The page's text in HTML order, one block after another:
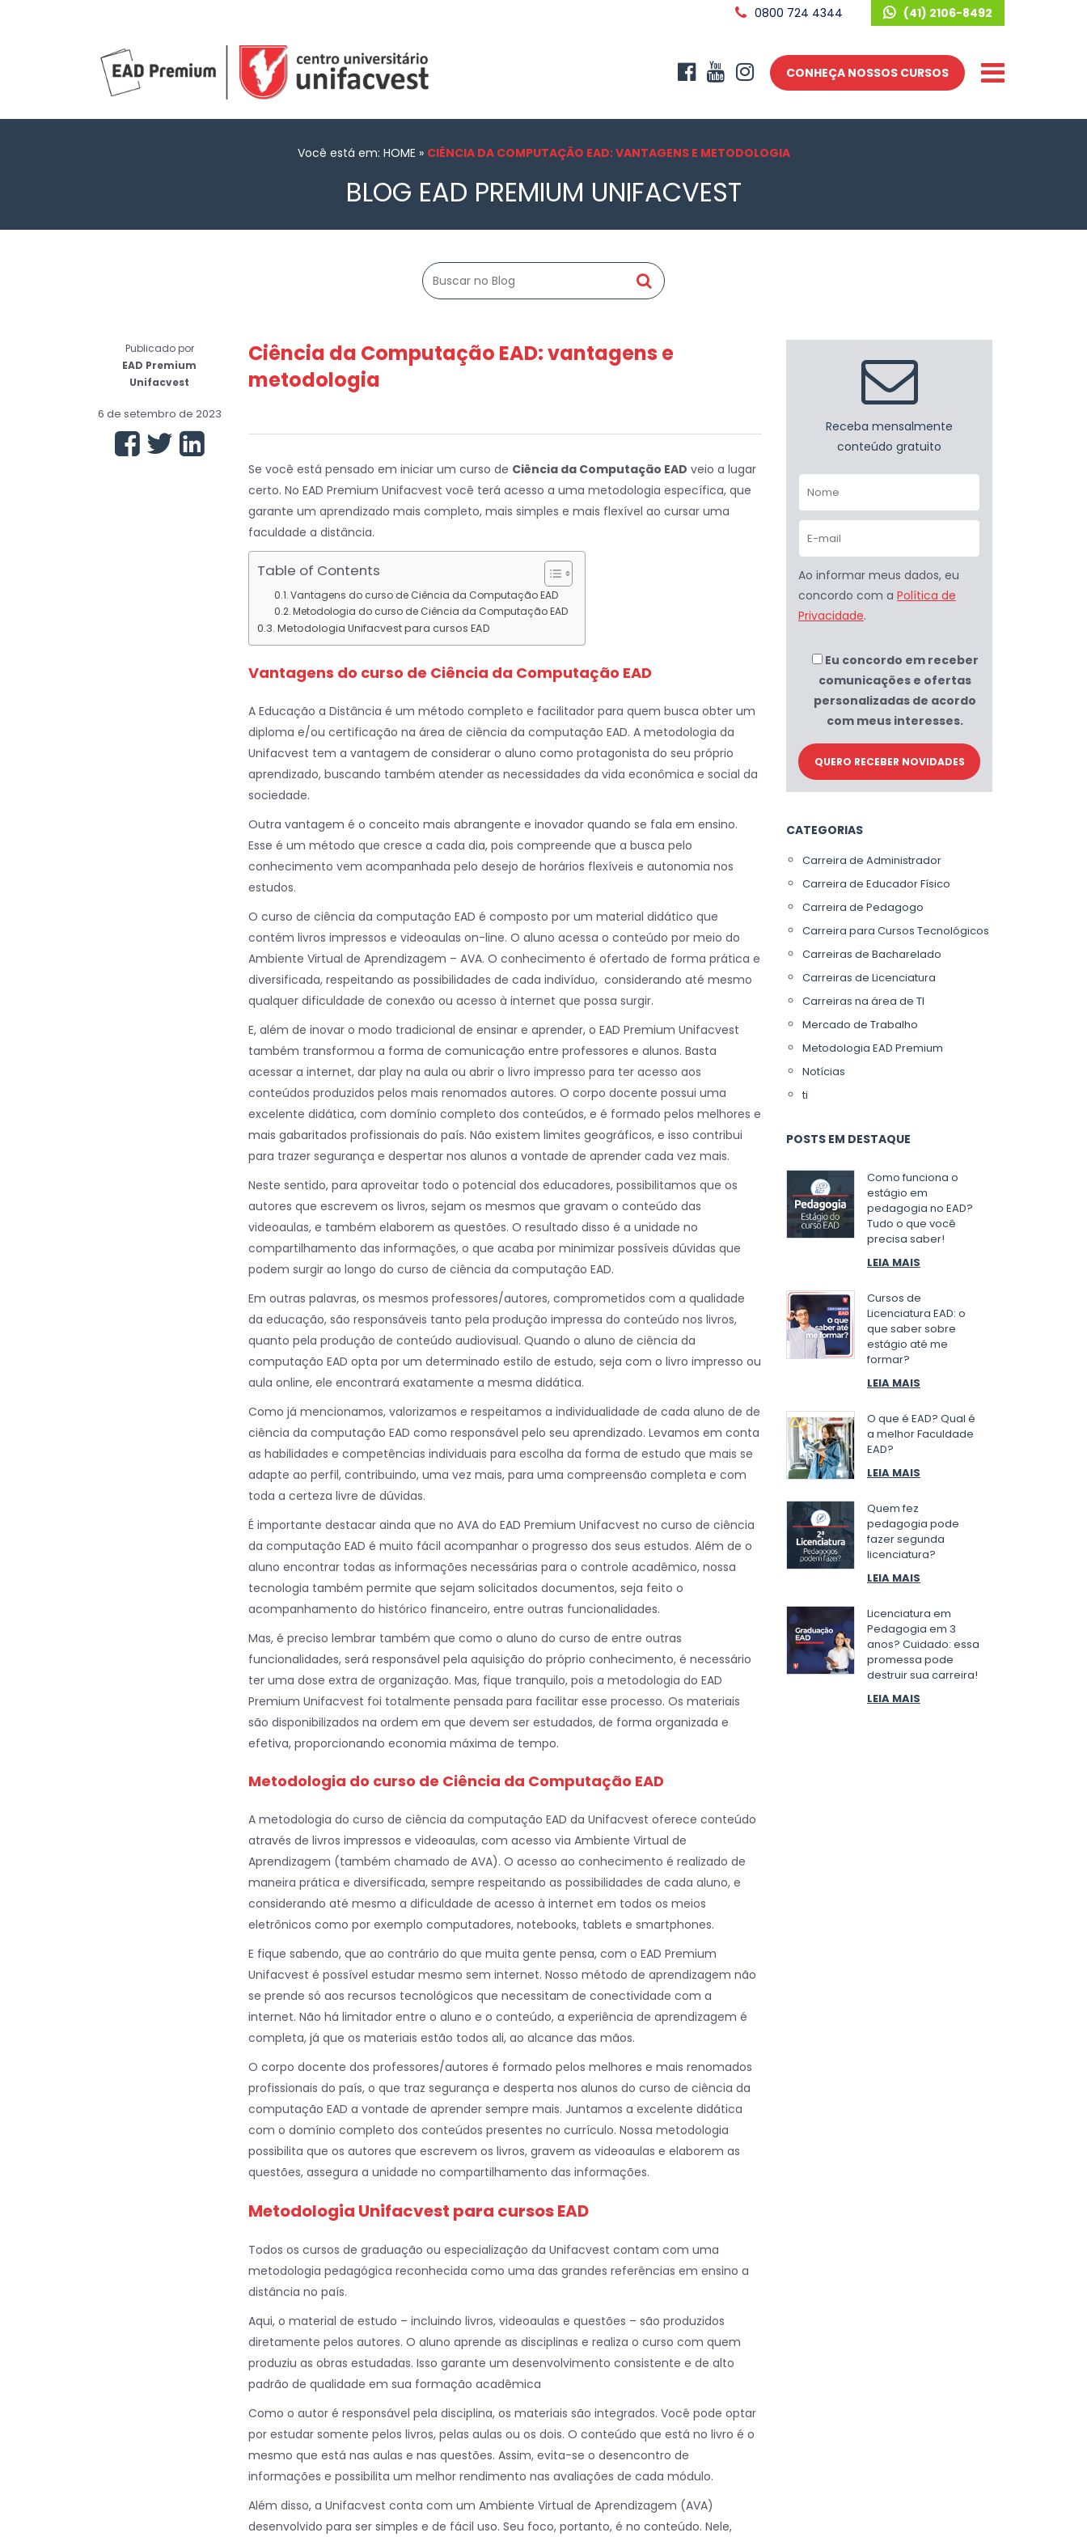
(41) 2106-8492
0800 724 4344
CONHEÇA NOSSOS CURSOS
Você está em: HOME » CIÊNCIA DA COMPUTAÇÃO EAD: VANTAGENS E METODOLOGIA
BLOG EAD PREMIUM UNIFACVEST
Publicado por
EAD Premium
Unifacvest
6 de setembro de 2023
Ciência da Computação EAD: vantagens e
metodologia
Se você está pensado em iniciar um curso de Ciência da Computação EAD veio a lugar
certo. No EAD Premium Unifacvest você terá acesso a uma metodologia específica, que
garante um aprendizado mais completo, mais simples e mais flexível ao cursar uma
faculdade a distância.
Table of Contents
Vantagens do curso de Ciência da Computação EAD
Metodologia do curso de Ciência da Computação EAD
Metodologia Unifacvest para cursos EAD
Vantagens do curso de Ciência da Computação EAD
A Educação a Distância é um método completo e facilitador para quem busca obter um
diploma e/ou certificação na área de ciência da computação EAD. A metodologia da
Unifacvest tem a vantagem de considerar o aluno como protagonista do seu próprio
aprendizado, buscando também atender as necessidades da vida econômica e social da
sociedade.
Outra vantagem é o conceito mais abrangente e inovador quando se fala em ensino.
Esse é um método que cresce a cada dia, pois compreende que a busca pelo
conhecimento vem acompanhada pelo desejo de horários flexíveis e autonomia nos
estudos.
O curso de ciência da computação EAD é composto por um material didático que
contém livros impressos e videoaulas on-line. O aluno acessa o conteúdo por meio do
Ambiente Virtual de Aprendizagem – AVA. O conhecimento é ofertado de forma prática e
diversificada, respeitando as possibilidades de cada indivíduo, considerando até mesmo
qualquer dificuldade de conexão ou acesso à internet que possa surgir.
E, além de inovar o modo tradicional de ensinar e aprender, o EAD Premium Unifacvest
também transformou a forma de comunicação entre professores e alunos. Basta
acessar a internet, dar play na aula ou abrir o livro impresso para ter acesso aos
conteúdos produzidos pelos mais renomados autores. O corpo docente possui uma
excelente didática, com domínio completo dos conteúdos, e é formado pelos melhores e
mais gabaritados profissionais do país. Não existem limites geográficos, e isso contribui
para trazer segurança e despertar nos alunos a vontade de aprender cada vez mais.
Neste sentido, para aproveitar todo o potencial dos educadores, possibilitamos que os
autores que escrevem os livros, sejam os mesmos que gravam o conteúdo das
videoaulas, e também elaborem as questões. O resultado disso é a unidade no
compartilhamento das informações, o que acaba por minimizar possíveis dúvidas que
podem surgir ao longo do curso de ciência da computação EAD.
Em outras palavras, os mesmos professores/autores, comprometidos com a qualidade
da educação, são responsáveis tanto pela produção impressa do conteúdo nos livros,
quanto pela produção de conteúdo audiovisual. Quando o aluno de ciência da
computação EAD opta por um determinado estilo de estudo, seja com o livro impresso ou
aula online, ele encontrará exatamente a mesma didática.
Como já mencionamos, valorizamos e respeitamos a individualidade de cada aluno de de
ciência da computação EAD como responsável pelo seu aprendizado. Levamos em conta
as habilidades e competências individuais para escolha da forma de estudo que mais se
adapte ao perfil, contribuindo, uma vez mais, para uma compreensão completa e com
toda a certeza livre de dúvidas.
É importante destacar ainda que no AVA do EAD Premium Unifacvest no curso de ciência
da computação EAD é muito fácil acompanhar o progresso dos seus estudos. Além de o
aluno encontrar todas as informações necessárias para o controle acadêmico, nossa
tecnologia também permite que sejam solicitados documentos, seja feito o
acompanhamento do histórico financeiro, entre outras funcionalidades.
Mas, é preciso lembrar também que como o aluno do curso de entre outras
funcionalidades, será responsável pela aquisição do próprio conhecimento, é necessário
ter uma dose extra de organização. Mas, fique tranquilo, pois a metodologia do EAD
Premium Unifacvest foi totalmente pensada para facilitar esse processo. Os materiais
são disponibilizados na ordem em que devem ser estudados, de forma organizada e
efetiva, proporcionando economia máxima de tempo.
Metodologia do curso de Ciência da Computação EAD
A metodologia do curso de ciência da computação EAD da Unifacvest oferece conteúdo
através de livros impressos e videoaulas, com acesso via Ambiente Virtual de
Aprendizagem (também chamado de AVA). O acesso ao conhecimento é realizado de
maneira prática e diversificada, sempre respeitando as possibilidades de cada aluno, e
considerando até mesmo a dificuldade de acesso à internet em todos os meios
eletrônicos como por exemplo computadores, notebooks, tablets e smartphones.
E fique sabendo, que ao contrário do que muita gente pensa, com o EAD Premium
Unifacvest é possível estudar mesmo sem internet. Nosso método de aprendizagem não
se prende só aos recursos tecnológicos que necessitam de conectividade com a
internet. Não há limitador entre o aluno e o conteúdo, a experiência de aprendizagem é
completa, já que os materiais estão todos ali, ao alcance das mãos.
O corpo docente dos professores/autores é formado pelos melhores e mais renomados
profissionais do país, o que traz segurança e desperta nos alunos do curso de ciência da
computação EAD a vontade de aprender sempre mais. Juntamos a excelente didática
com o domínio completo dos conteúdos presentes no currículo. Nossa metodologia
possibilita que os autores que escrevem os livros, gravem as videoaulas e elaborem as
questões, assegura a unidade no compartilhamento das informações.
Metodologia Unifacvest para cursos EAD
Todos os cursos de graduação ou especialização da Unifacvest contam com uma
metodologia pedagógica reconhecida como uma das grandes referências em ensino a
distância no país.
Aqui, o material de estudo – incluindo livros, videoaulas e questões – são produzidos
diretamente pelos autores. O aluno aprende as disciplinas e realiza o curso com quem
produziu as obras estudadas. Isso garante um desenvolvimento consistente e de alto
padrão de qualidade em sua formação acadêmica
Como o autor é responsável pela disciplina, os materiais são integrados. Você pode optar
por estudar somente pelos livros, pelas aulas ou os dois. O conteúdo que está no livro é o
mesmo que está nas aulas e nas questões. Assim, evita-se o desencontro de
informações e possibilita um melhor rendimento nas avaliações de cada módulo.
Além disso, a Unifacvest conta com um Ambiente Virtual de Aprendizagem (AVA)
desenvolvido para ser simples e de fácil uso. Seu foco, portanto, é no conteúdo. Nele,
Receba mensalmente
conteúdo gratuito
Ao informar meus dados, eu
concordo com a Política de
Privacidade.
Eu concordo em receber
comunicações e ofertas
personalizadas de acordo
com meus interesses.
CATEGORIAS
Carreira de Administrador
Carreira de Educador Físico
Carreira de Pedagogo
Carreira para Cursos Tecnológicos
Carreiras de Bacharelado
Carreiras de Licenciatura
Carreiras na área de TI
Mercado de Trabalho
Metodologia EAD Premium
Notícias
ti
POSTS EM DESTAQUE
Como funciona o
estágio em
pedagogia no EAD?
Tudo o que você
precisa saber!
LEIA MAIS
Cursos de
Licenciatura EAD: o
que saber sobre
estágio até me
formar?
LEIA MAIS
O que é EAD? Qual é
a melhor Faculdade
EAD?
LEIA MAIS
Quem fez
pedagogia pode
fazer segunda
licenciatura?
LEIA MAIS
Licenciatura em
Pedagogia em 3
anos? Cuidado: essa
promessa pode
destruir sua carreira!
LEIA MAIS